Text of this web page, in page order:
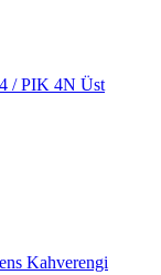
/ PIK 4N Üst
Kahverengi